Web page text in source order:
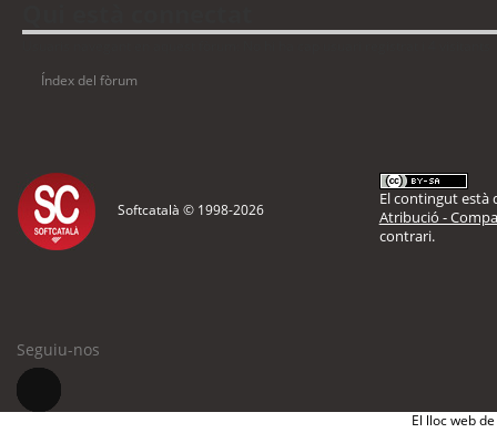
Índex del fòrum
Softcatalà © 1998-2026
El contingut està
Atribució -
contrari.
Seguiu-nos
El lloc web